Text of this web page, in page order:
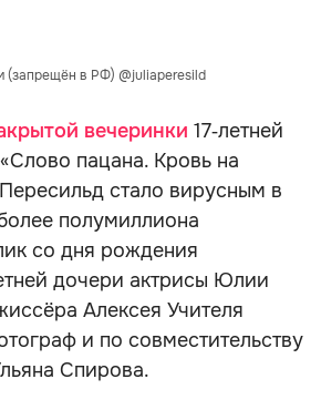
(запрещён в РФ) @juliaperesild
вечеринки 17‑летней
пацана. Кровь на
стало вирусным в
полумиллиона
со дня рождения
дочери актрисы Юлии
Алексея Учителя
и по совместительству
Спирова.